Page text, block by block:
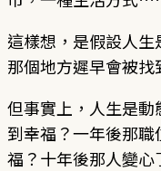
這樣想，是假設人生
那個地方遲早會被找
但事實上，人生是
到幸福？一年後那
福？十年後那人變心